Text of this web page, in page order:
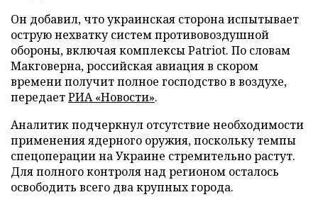
Он добавил, что украинская сторона испытывает
острую нехватку систем противовоздушной
обороны, включая комплексы Patriot. По словам
Макговерна, российская авиация в скором
времени получит полное господство в воздухе,
передаетРИА «Новости».
Аналитик подчеркнул отсутствие необходимости
применения ядерного оружия, поскольку темпы
спецоперации на Украине стремительно растут.
Для полного контроля над регионом осталось
освободить всего два крупных города.